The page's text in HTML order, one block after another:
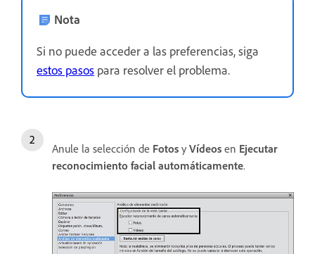
Nota
Si no puede acceder a las preferencias, siga
estos pasos para resolver el problema.
Anule la selección de Fotos y Vídeos en Ejecutar
reconocimiento facial automáticamente.